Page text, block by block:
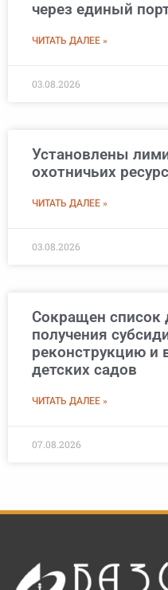
через единый
ЧИТАТЬ ДАЛЕЕ »
03.08.2026
Установлены
охотничьих
ЧИТАТЬ ДАЛЕЕ »
03.08.2026
Сокращен список
получения
реконструкцию и
детских садов
ЧИТАТЬ ДАЛЕЕ »
07.08.2026